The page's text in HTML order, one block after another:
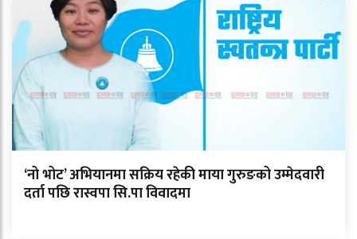
‘नो भोट’ अभियानमा सक्रिय रहेकी माया गुरुङको उम्मेदवारी
दर्ता पछि रास्वपा सि.पा विवादमा